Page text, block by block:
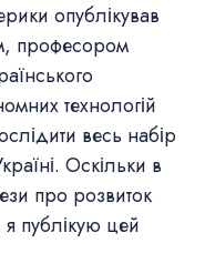
опублікував
професором
технологій
весь набір
Оскільки в
про розвиток
я публікую цей